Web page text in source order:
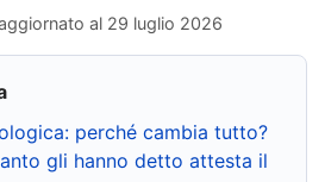
al 29 luglio 2026
perché cambia tutto?
gli hanno detto attesta il